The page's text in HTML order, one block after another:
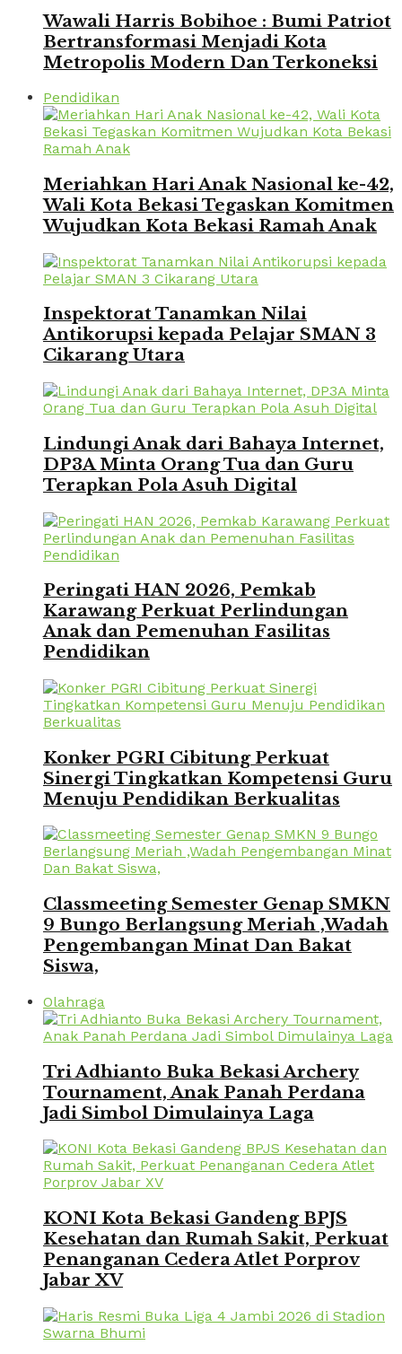
Wawali Harris Bobihoe : Bumi Patriot
Bertransformasi Menjadi Kota
Metropolis Modern Dan Terkoneksi
Pendidikan
Meriahkan Hari Anak Nasional ke-42,
Wali Kota Bekasi Tegaskan Komitmen
Wujudkan Kota Bekasi Ramah Anak
Inspektorat Tanamkan Nilai
Antikorupsi kepada Pelajar SMAN 3
Cikarang Utara
Lindungi Anak dari Bahaya Internet,
DP3A Minta Orang Tua dan Guru
Terapkan Pola Asuh Digital
Peringati HAN 2026, Pemkab
Karawang Perkuat Perlindungan
Anak dan Pemenuhan Fasilitas
Pendidikan
Konker PGRI Cibitung Perkuat
Sinergi Tingkatkan Kompetensi Guru
Menuju Pendidikan Berkualitas
Classmeeting Semester Genap SMKN
9 Bungo Berlangsung Meriah ,Wadah
Pengembangan Minat Dan Bakat
Siswa,
Olahraga
Tri Adhianto Buka Bekasi Archery
Tournament, Anak Panah Perdana
Jadi Simbol Dimulainya Laga
KONI Kota Bekasi Gandeng BPJS
Kesehatan dan Rumah Sakit, Perkuat
Penanganan Cedera Atlet Porprov
Jabar XV